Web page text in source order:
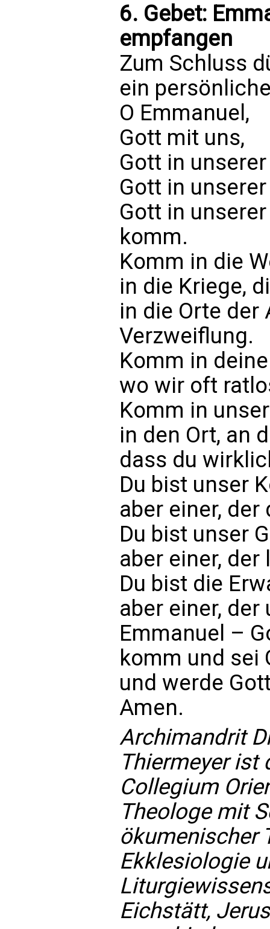
6. Gebet:
empfangen
Zum Schluss
ein
O Emmanuel,
Gott mit uns,
Gott in
Gott in
Gott in
komm.
Komm in die
in die Kriege,
in die Orte der
Verzweiflung.
Komm in
wo wir oft
Komm in
in den Ort, an
dass du
Du bist unser
aber einer, der
Du bist unser
aber einer, der
Du bist die
aber einer,
Emmanuel –
komm und sei
und werde
Amen.
Archimandrit
Thiermeyer ist
Collegium
Theologe mit
ökumenischer
Ekklesiologie
Eichstätt,